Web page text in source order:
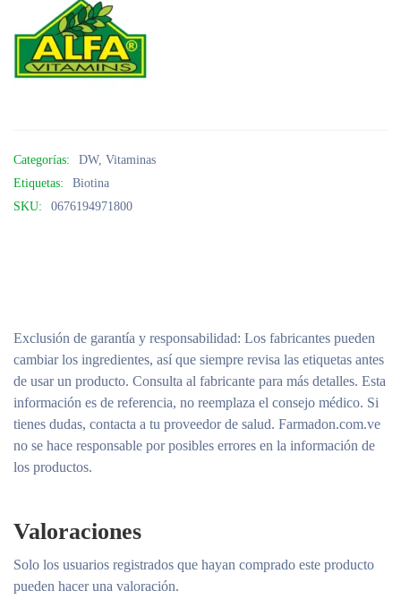
Categorías: DW, Vitaminas
Etiquetas:
Biotina
SKU:
0676194971800
Exclusión de garantía y responsabilidad: Los fabricantes pueden
cambiar los ingredientes, así que siempre revisa las etiquetas antes
de usar un producto. Consulta al fabricante para más detalles. Esta
información es de referencia, no reemplaza el consejo médico. Si
tienes dudas, contacta a tu proveedor de salud. Farmadon.com.ve
no se hace responsable por posibles errores en la información de
los productos.
Valoraciones
Solo los usuarios registrados que hayan comprado este producto
pueden hacer una valoración.